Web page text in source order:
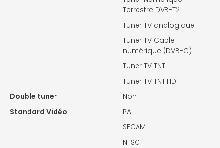
Terrestre DVB-T2
Tuner TV analogique
Tuner TV Cable
numérique (DVB-C)
Tuner TV TNT
Tuner TV TNT HD
Double tuner
Non
Standard Vidéo
PAL
SECAM
NTSC